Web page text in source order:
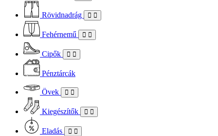
Rövidnadrág
Fehérnemű
Cipők
Pénztárcák
Övek
Kiegészítők
Eladás